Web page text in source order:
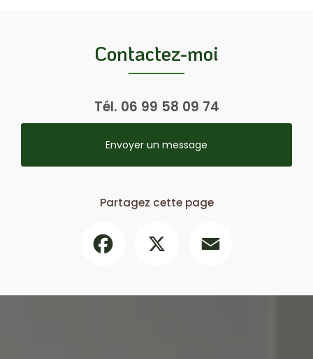
Contactez-moi
Tél. 06 99 58 09 74
Envoyer un message
Partagez cette page